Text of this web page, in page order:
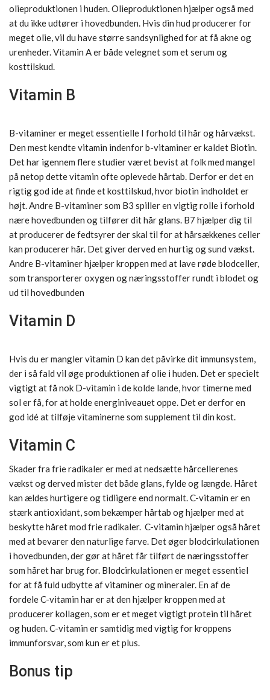
olieproduktionen i huden. Olieproduktionen hjælper også med
at du ikke udtører i hovedbunden. Hvis din hud producerer for
meget olie, vil du have større sandsynlighed for at få akne og
urenheder. Vitamin A er både velegnet som et serum og
kosttilskud.
Vitamin B
B-vitaminer er meget essentielle I forhold til hår og hårvækst.
Den mest kendte vitamin indenfor b-vitaminer er kaldet Biotin.
Det har igennem flere studier været bevist at folk med mangel
på netop dette vitamin ofte oplevede hårtab. Derfor er det en
rigtig god ide at finde et kosttilskud, hvor biotin indholdet er
højt. Andre B-vitaminer som B3 spiller en vigtig rolle i forhold
nære hovedbunden og tilfører dit hår glans. B7 hjælper dig til
at producerer de fedtsyrer der skal til for at hårsækkenes celler
kan producerer hår. Det giver derved en hurtig og sund vækst.
Andre B-vitaminer hjælper kroppen med at lave røde blodceller,
som transporterer oxygen og næringsstoffer rundt i blodet og
ud til hovedbunden
Vitamin D
Hvis du er mangler vitamin D kan det påvirke dit immunsystem,
der i så fald vil øge produktionen af olie i huden. Det er specielt
vigtigt at få nok D-vitamin i de kolde lande, hvor timerne med
sol er få, for at holde energiniveauet oppe. Det er derfor en
god idé at tilføje vitaminerne som supplement til din kost.
Vitamin C
Skader fra frie radikaler er med at nedsætte hårcellerenes
vækst og derved mister det både glans, fylde og længde. Håret
kan ældes hurtigere og tidligere end normalt. C-vitamin er en
stærk antioxidant, som bekæmper hårtab og hjælper med at
beskytte håret mod frie radikaler. C-vitamin hjælper også håret
med at bevarer den naturlige farve. Det øger blodcirkulationen
i hovedbunden, der gør at håret får tilført de næringsstoffer
som håret har brug for. Blodcirkulationen er meget essentiel
for at få fuld udbytte af vitaminer og mineraler. En af de
fordele C-vitamin har er at den hjælper kroppen med at
producerer kollagen, som er et meget vigtigt protein til håret
og huden. C-vitamin er samtidig med vigtig for kroppens
immunforsvar, som kun er et plus.
Bonus tip